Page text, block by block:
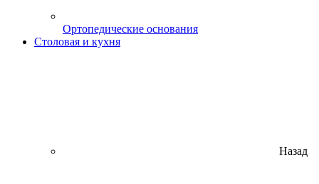
Ортопедические основания
Столовая и кухня
Назад